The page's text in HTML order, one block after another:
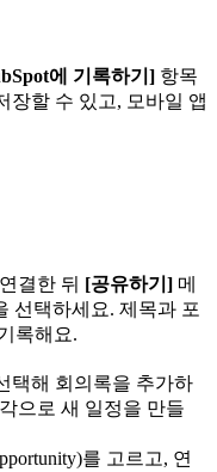
에 기록하기] 항목
장할 수 있고, 모바일 앱
결한 뒤 [공유하기] 메
선택하세요. 제목과 포
록해요.
택해 회의록을 추가하
으로 새 일정을 만들
를 고르고, 연